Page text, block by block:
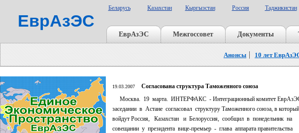
ЕврАзЭС
Беларусь Казахстан Кыргызстан Россия Таджикистан
ЕврАзЭС Межгоссовет Документы
Анонсы 10 лет
19.03.2007
Согласована структура Таможенного союза
Москва. 19 марта. ИНТЕРФАКС - Интеграционный комитет
заседании в Астане согласовал структуру Таможенного союза, в который
войдут Россия, Казахстан и Белоруссия, сообщил в понедельник на
совещании у президента вице-премьер - глава аппарата правительства